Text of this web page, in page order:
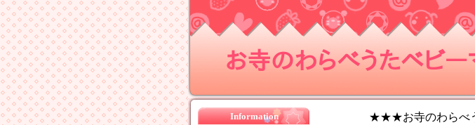
お寺のわらべうたベビー
★★★お寺のわらべうた
Information